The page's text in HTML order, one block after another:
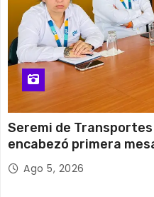
Seremi de
encabezó primera
retiro de cables en
Ago 5, 2026